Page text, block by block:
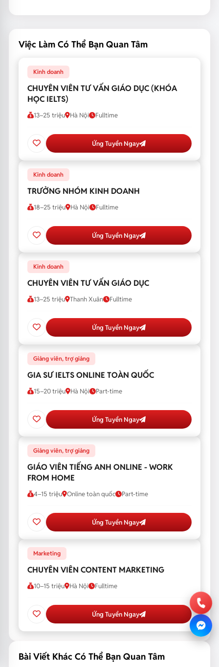
Việc Làm Có Thể Bạn Quan Tâm
Kinh doanh
CHUYÊN VIÊN TƯ VẤN GIÁO DỤC (KHÓA
HỌC IELTS)
13–25 triệu Hà Nội Fulltime
Ứng Tuyển Ngay
Kinh doanh
TRƯỞNG NHÓM KINH DOANH
18–25 triệu Hà Nội Fulltime
Ứng Tuyển Ngay
Kinh doanh
CHUYÊN VIÊN TƯ VẤN GIÁO DỤC
13–25 triệu Thanh Xuân Fulltime
Ứng Tuyển Ngay
Giảng viên, trợ giảng
GIA SƯ IELTS ONLINE TOÀN QUỐC
15–20 triệu Hà Nội Part-time
Ứng Tuyển Ngay
Giảng viên, trợ giảng
GIÁO VIÊN TIẾNG ANH ONLINE - WORK
FROM HOME
4–15 triệu Online toàn quốc Part-time
Ứng Tuyển Ngay
Marketing
CHUYÊN VIÊN CONTENT MARKETING
10–15 triệu Hà Nội Fulltime
Ứng Tuyển Ngay
Bài Viết Khác Có Thể Bạn Quan Tâm